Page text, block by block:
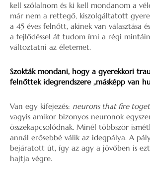
kell szólalnom és ki kell mondanom a
már nem a rettegő, kiszolgáltatott
a 45 éves felnőtt, akinek van választása
a fejlődéssel át tudom írni a régi
változtatni az életemet.
Szokták mondani, hogy a gyerekkori
felnőttek idegrendszere „másképp van
Van egy kifejezés: neurons that fire
vagyis amikor bizonyos neuronok
összekapcsolódnak. Minél többször
annál erősebbé válik az idegpálya. A
bejáratott út, így az agy a jövőben is
hajtja végre.